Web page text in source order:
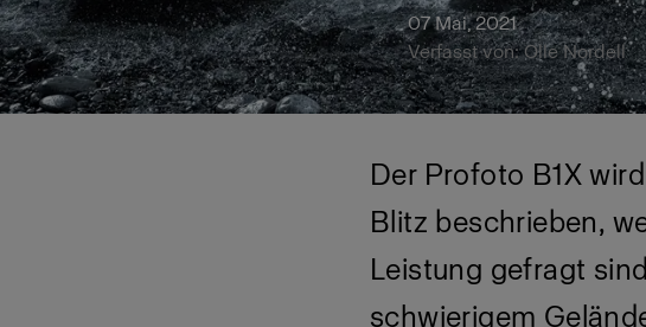
07 Mai, 2021
Verfasst von: Olle Nordell
Der Profoto B1X
Blitz beschrieben,
Leistung gefragt
schwierigem